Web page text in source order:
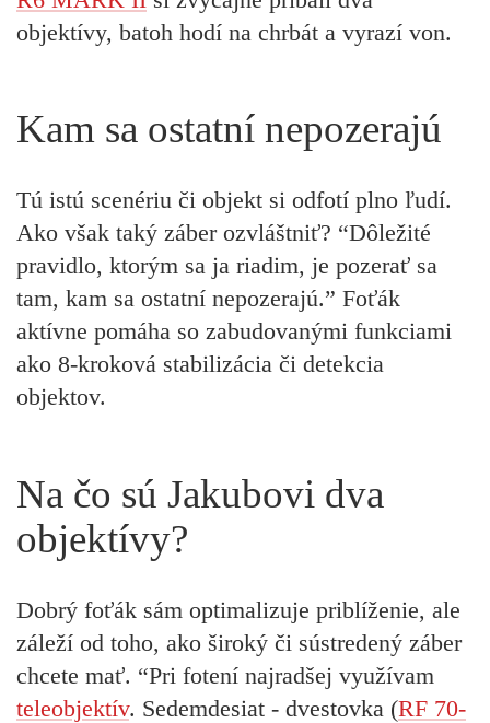
objektívy, batoh hodí na chrbát a vyrazí von.
Kam sa ostatní nepozerajú
Tú istú scenériu či objekt si odfotí plno ľudí.
Ako však taký záber ozvláštniť? “Dôležité
pravidlo, ktorým sa ja riadim, je pozerať sa
tam, kam sa ostatní nepozerajú.” Foťák
aktívne pomáha so zabudovanými funkciami
ako 8-kroková stabilizácia či detekcia
objektov.
Na čo sú Jakubovi dva
objektívy?
Dobrý foťák sám optimalizuje priblíženie, ale
záleží od toho, ako široký či sústredený záber
chcete mať. “Pri fotení najradšej využívam
teleobjektív. Sedemdesiat - dvestovka (RF 70-